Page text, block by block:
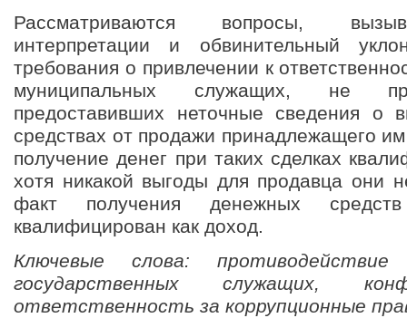
Рассматриваются вопросы,
интерпретации и обвинительный
требования о привлечении к
муниципальных служащих, не
предоставивших неточные сведения о
средствах от продажи принадлежащего
получение денег при таких сделках
хотя никакой выгоды для продавца они
факт получения денежных
квалифицирован как доход.
Ключевые слова: противодействие
государственных служащих,
ответственность за коррупционные